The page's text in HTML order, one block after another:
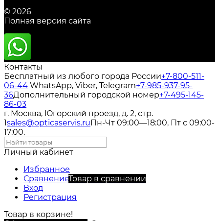
© 2026
Полная версия сайта
Контакты
Бесплатный из любого города России+7-800-511-
06-44 WhatsApp, Viber, Telegram+7-985-937-95-
36Дополнительный городской номер+7-495-145-
86-03
г. Москва, Югорский проезд, д. 2, стр.
1sales@opticaservis.ruПн-Чт 09:00—18:00, Пт с 09:00-
17:00.
Личный кабинет
Избранное
СравнениеТовар в сравнении
Вход
Регистрация
Товар в корзине!